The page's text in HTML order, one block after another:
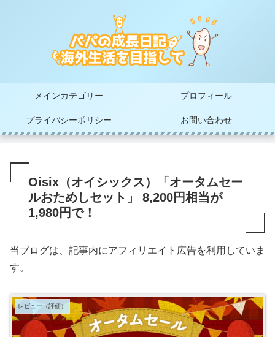
メインカテゴリー プロフィール
プライバシーポリシー お問い合わせ
Oisix（オイシックス）「オータムセー
ルおためしセット」 8,200円相当が
1,980円で！
当ブログは、記事内にアフィリエイト広告を利用していま
す。
レビュー（評価）